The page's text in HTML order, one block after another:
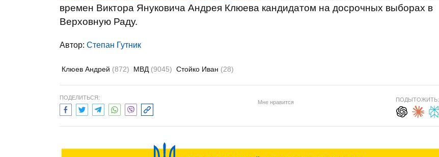
времен Виктора Януковича Андрея Клюева кандидатом на досрочных выборах в
Верховную Раду.
Автор: Степан Гутник
Клюев Андрей (872) МВД (9045) Стойко Иван (28)
ПОДЕЛИТЬСЯ:
Мне нравится ПОДЫТОЖИТЬ: